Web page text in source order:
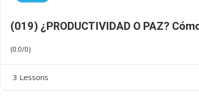
(019) ¿PRODUCTIVIDAD O PAZ?
(0.0/0)
3 Lessons